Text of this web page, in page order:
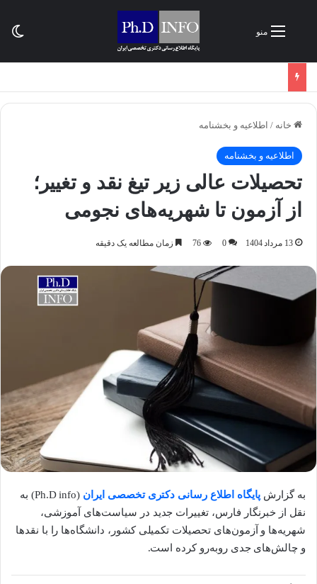
منو
خانه / اطلاعیه و بخشنامه‌
اطلاعیه و بخشنامه‌
تحصیلات عالی زیر تیغ نقد و تغییر؛
از آزمون تا شهریه‌های نجومی
13 مرداد 1404 0
76 زمان مطالعه یک دقیقه
به گزارش پایگاه اطلاع رسانی دکتری تخصصی ایران
(Ph.D info) به
نقل از خبرنگار فارس، تغییرات جدید در سیاست‌های آموزشی،
شهریه‌ها و آزمون‌های تحصیلات تکمیلی کشور، دانشگاه‌ها را با نقدها
و چالش‌های جدی روبه‌رو کرده است.